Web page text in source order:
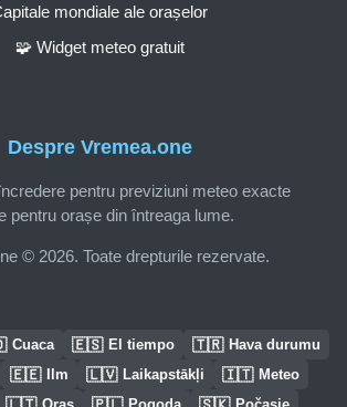
Despre Vremea.one
pentru previziuni meteo exacte
pentru orașe din întreaga lume.
© 2026. Toate drepturile rezervate.
mondiale ale orașelor
🧩 Widget meteo gratuit
Cuaca 🇪🇸 El tiempo 🇹🇷 Hava durumu
🇪🇪 Ilm 🇱🇻 Laikapstākļi 🇮🇹 Meteo